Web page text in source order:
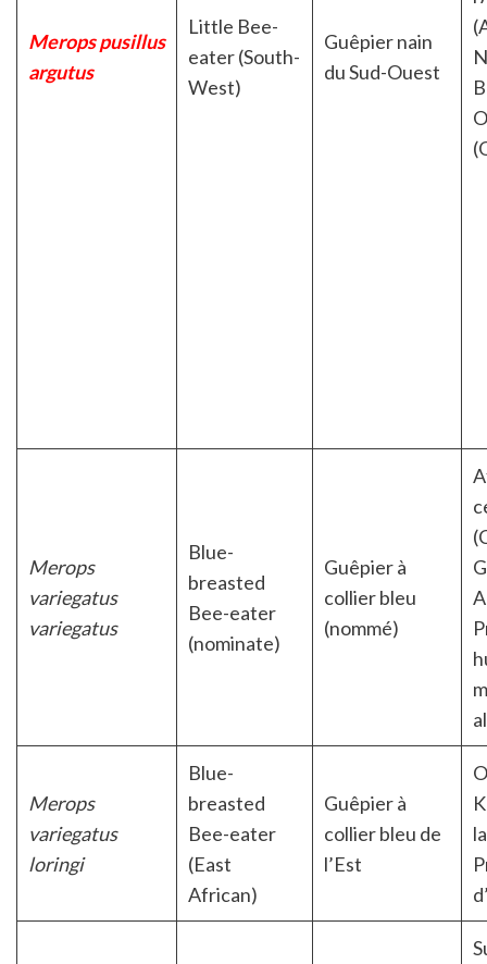
Merops pusillus
argutus
Little Bee-
eater (South-
West)
Guêpier nain
du Sud-Ouest
Merops
variegatus
variegatus
Blue-
breasted
Bee-eater
(nominate)
Guêpier à
collier bleu
(nommé)
Merops
variegatus
loringi
Blue-
breasted
Bee-eater
(East
African)
Guêpier à
collier bleu de
l’Est